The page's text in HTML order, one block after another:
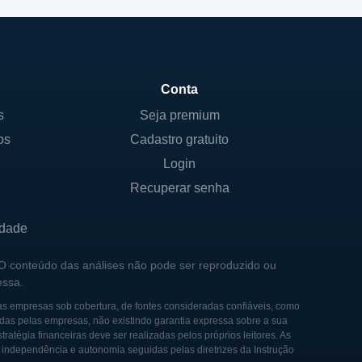
Conta
Seja premium
Cadastro gratuito
Login
Recuperar senha
conteúdo das análises não pode ser reproduzido ou
sob cobertura, de fontes consideradas confiáveis, como
pelas empresas, não existindo garantia expressa sobre a sua
financeiras deve ser realizadas pelos próprios leitores. As
e autonomia seguidas pelas diretrizes da Instrução